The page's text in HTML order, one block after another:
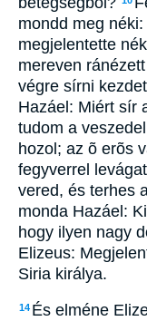
mondd meg
megjelentette
mereven
végre sírni
Hazáel: Miért sír
tudom a
hozol; az õ erõs
fegyverrel
vered, és terhes
monda Hazáel:
hogy ilyen nagy
Elizeus:
Siria királya.
14 És elméne